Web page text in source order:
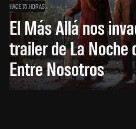
HACE 15 HORAS
El Más Allá nos
trailer de La Noche
Entre Nosotros